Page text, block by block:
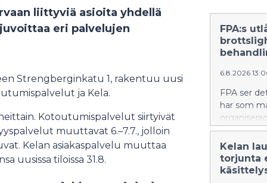
liittyviä asioita yhdellä
eri palvelujen
Strengberginkatu 1, rakentuu uusi
ja Kela.
Kotoutumispalvelut siirtyivät
muuttavat 6.–7.7., jolloin
Kelan asiakaspalvelu muuttaa
uusissa tiloissa 31.8.
FPA:s
6.8.2026
FPA ser
har som
upptäcka,
Kelan
torjunta